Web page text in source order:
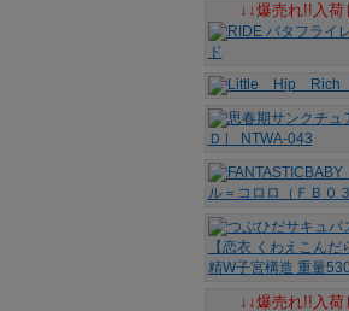
↓↓爆売れ!!入荷
↓↓爆売れ!!入荷